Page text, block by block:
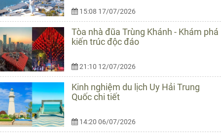
15:08 17/07/2026
Tòa nhà đũa Trùng Khánh - Khám phá
kiến trúc độc đáo
21:10 12/07/2026
Kinh nghiệm du lịch Uy Hải Trung
Quốc chi tiết
14:20 06/07/2026